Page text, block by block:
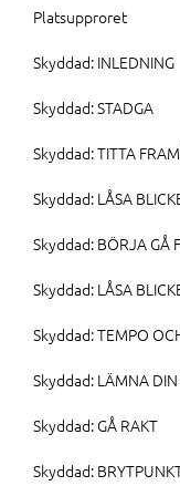
Platsupproret
Skyddad: INLEDNING
Skyddad: STADGA
Skyddad: TITTA
Skyddad: LÅSA
Skyddad: BÖRJA GÅ
Skyddad: LÅSA
Skyddad: TEMPO
Skyddad: LÄMNA
Skyddad: GÅ RAKT
Skyddad: